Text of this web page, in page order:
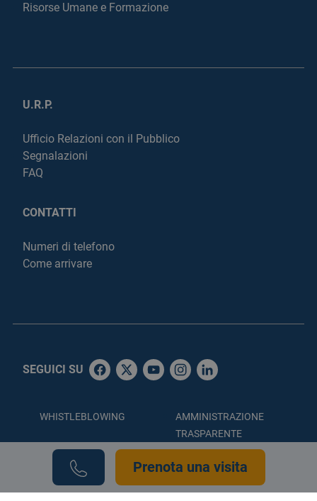
Risorse Umane e Formazione
U.R.P.
Ufficio Relazioni con il Pubblico
Segnalazioni
FAQ
CONTATTI
Numeri di telefono
Come arrivare
SEGUICI SU
WHISTLEBLOWING
AMMINISTRAZIONE
TRASPARENTE
ACCESSIBILITÀ
COOKIE POLICY
Prenota una visita